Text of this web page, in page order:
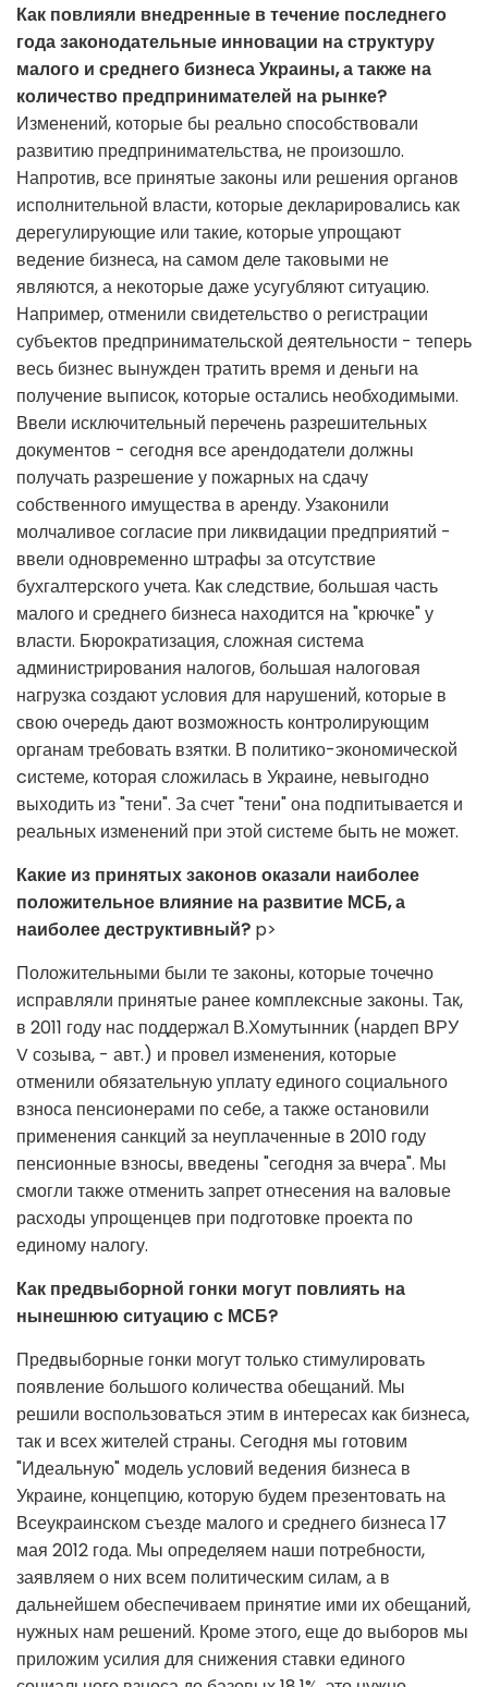
Как повлияли внедренные в течение последнего
года законодательные инновации на структуру
малого и среднего бизнеса Украины, а также на
количество предпринимателей на рынке?
Изменений, которые бы реально способствовали
развитию предпринимательства, не произошло.
Напротив, все принятые законы или решения органов
исполнительной власти, которые декларировались как
дерегулирующие или такие, которые упрощают
ведение бизнеса, на самом деле таковыми не
являются, а некоторые даже усугубляют ситуацию.
Например, отменили свидетельство о регистрации
субъектов предпринимательской деятельности - теперь
весь бизнес вынужден тратить время и деньги на
получение выписок, которые остались необходимыми.
Ввели исключительный перечень разрешительных
документов - сегодня все арендодатели должны
получать разрешение у пожарных на сдачу
собственного имущества в аренду. Узаконили
молчаливое согласие при ликвидации предприятий -
ввели одновременно штрафы за отсутствие
бухгалтерского учета. Как следствие, большая часть
малого и среднего бизнеса находится на "крючке" у
власти. Бюрократизация, сложная система
администрирования налогов, большая налоговая
нагрузка создают условия для нарушений, которые в
свою очередь дают возможность контролирующим
органам требовать взятки. В политико-экономической
cистеме, которая сложилась в Украине, невыгодно
выходить из "тени". За счет "тени" она подпитывается и
реальных изменений при этой системе быть не может.
Какие из принятых законов оказали наиболее
положительное влияние на развитие МСБ, а
наиболее деструктивный? p>
Положительными были те законы, которые точечно
исправляли принятые ранее комплексные законы. Так,
в 2011 году нас поддержал В.Хомутынник (нардеп ВРУ
V созыва, - авт.) и провел изменения, которые
отменили обязательную уплату единого социального
взноса пенсионерами по себе, а также остановили
применения санкций за неуплаченные в 2010 году
пенсионные взносы, введены "сегодня за вчера". Мы
смогли также отменить запрет отнесения на валовые
расходы упрощенцев при подготовке проекта по
единому налогу.
Как предвыборной гонки могут повлиять на
нынешнюю ситуацию с МСБ?
Предвыборные гонки могут только стимулировать
появление большого количества обещаний. Мы
решили воспользоваться этим в интересах как бизнеса,
так и всех жителей страны. Сегодня мы готовим
"Идеальную" модель условий ведения бизнеса в
Украине, концепцию, которую будем презентовать на
Всеукраинском съезде малого и среднего бизнеса 17
мая 2012 года. Мы определяем наши потребности,
заявляем о них всем политическим силам, а в
дальнейшем обеспечиваем принятие ими их обещаний,
нужных нам решений. Кроме этого, еще до выборов мы
приложим усилия для снижения ставки единого